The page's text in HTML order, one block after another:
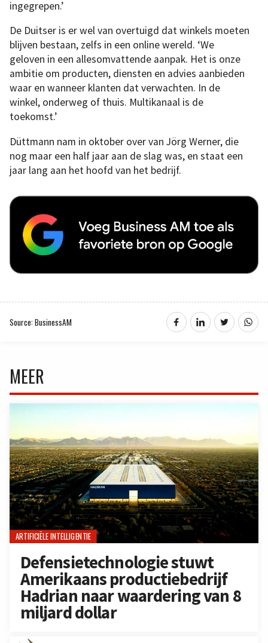
ingegrepen.’
De Duitser is er wel van overtuigd dat winkels moeten
blijven bestaan, zelfs in een online wereld. ‘We
geloven in een allesomvattende aanpak. Het is onze
ambitie om producten, diensten en advies aanbieden
waar en wanneer klanten dat verwachten. In de
winkel, onderweg of thuis. Multikanaal is de
toekomst.’
Düttmann nam in oktober over van Jörg Werner, die
nog maar een half jaar aan de slag was, en staat een
jaar lang aan het hoofd van het bedrijf.
Source: BusinessAM
MEER
ARTIFICIËLE INTELLIGENTIE
Defensietechnologie stuwt
Amerikaans productiebedrijf
Hadrian naar waardering van 8
miljard dollar